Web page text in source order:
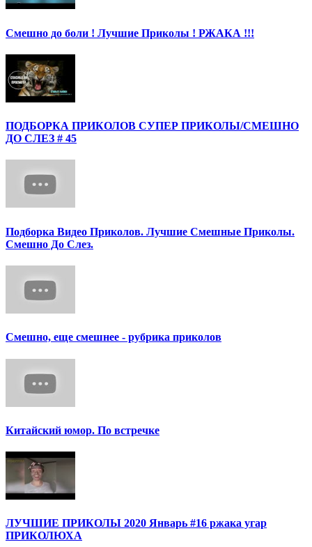
Смешно до боли ! Лучшие Приколы ! РЖАКА !!!
ПОДБОРКА ПРИКОЛОВ СУПЕР ПРИКОЛЫ/СМЕШНО
ДО СЛЕЗ # 45
Подборка Видео Приколов. Лучшие Смешные Приколы.
Смешно До Слез.
Смешно, еще смешнее - рубрика приколов
Китайский юмор. По встречке
ЛУЧШИЕ ПРИКОЛЫ 2020 Январь #16 ржака угар
ПРИКОЛЮХА